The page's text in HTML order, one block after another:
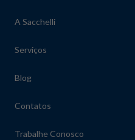
A Sacchelli
Serviços
Blog
Contatos
Trabalhe Conosco